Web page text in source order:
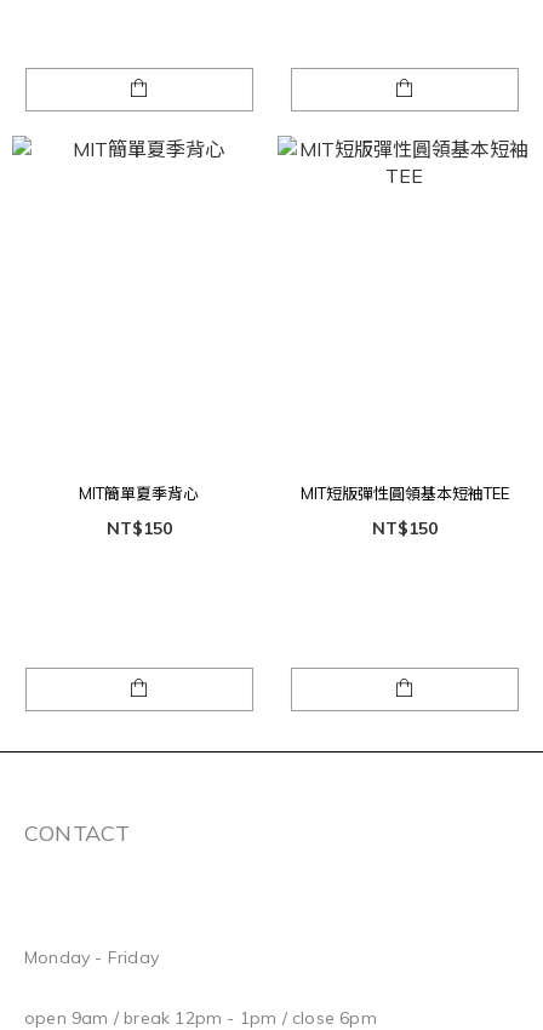
MIT簡單夏季背心
NT$150
MIT短版彈性圓領基本短袖TEE
NT$150
CONTACT
Monday - Friday
open 9am / break 12pm - 1pm / close 6pm